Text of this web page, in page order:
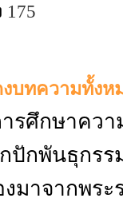
175
บทความทั้งห
กษาความ
ปักพันธุกร
งมาจากพ